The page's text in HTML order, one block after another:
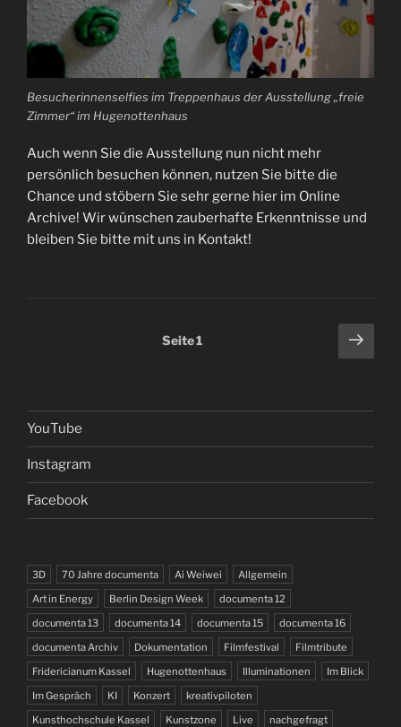
Besucherinnenselfies im Treppenhaus der Ausstellung „freie
Zimmer“ im Hugenottenhaus
Auch wenn Sie die Ausstellung nun nicht mehr
persönlich besuchen können, nutzen Sie bitte die
Chance und stöbern Sie sehr gerne hier im Online
Archive! Wir wünschen zauberhafte Erkenntnisse und
bleiben Sie bitte mit uns in Kontakt!
Seitennummerierung
Seite1
YouTube
Instagram
Facebook
3D 70 Jahre documenta Ai Weiwei
Allgemein
Art in Energy
Berlin Design Week
documenta 12
documenta 13
documenta 14 documenta 15
documenta 16
documenta Archiv
Dokumentation Filmfestival
Filmtribute
Fridericianum Kassel
Hugenottenhaus Illuminationen
Im Blick
Im Gespräch
KI Konzert
kreativpiloten
Kunsthochschule Kassel
Kunstzone Live
nachgefragt